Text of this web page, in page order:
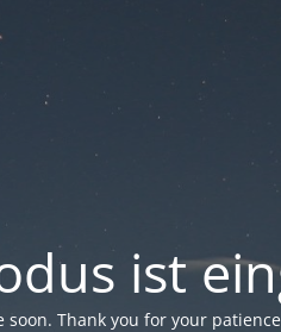
ist
soon. Thank you for your